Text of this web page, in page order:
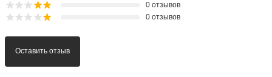
0 отзывов
0 отзывов
Оставить отзыв